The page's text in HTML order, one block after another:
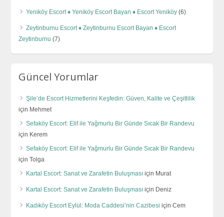
Yeniköy Escort ♦️ Yeniköy Escort Bayan ♦️ Escort Yeniköy (6)
Zeytinburnu Escort ♦️ Zeytinburnu Escort Bayan ♦️ Escort
Zeytinburnu (7)
Güncel Yorumlar
Şile’de Escort Hizmetlerini Keşfedin: Güven, Kalite ve Çeşitlilik
için Mehmet
Sefaköy Escort: Elif ile Yağmurlu Bir Günde Sıcak Bir Randevu
için Kerem
Sefaköy Escort: Elif ile Yağmurlu Bir Günde Sıcak Bir Randevu
içinTolga
Kartal Escort: Sanat ve Zarafetin Buluşması için Murat
Kartal Escort: Sanat ve Zarafetin Buluşması için Deniz
Kadıköy Escort Eylül: Moda Caddesi’nin Cazibesi içinCem